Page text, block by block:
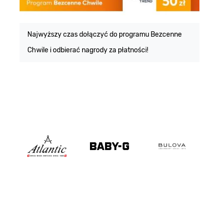
Najwyższy czas dołączyć do programu Bezcenne
Chwile i odbierać nagrody za płatności!